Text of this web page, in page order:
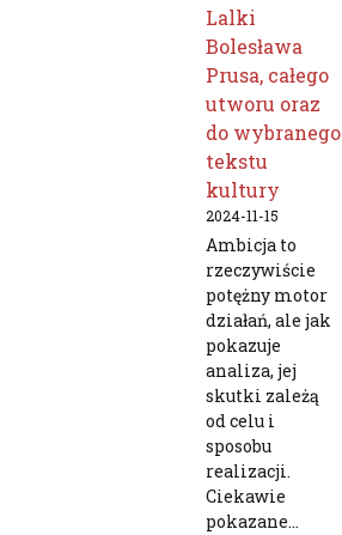
Lalki
Bolesława
Prusa, całego
utworu oraz
do wybranego
tekstu
kultury
2024-11-15
Ambicja to
rzeczywiście
potężny motor
działań, ale jak
pokazuje
analiza, jej
skutki zależą
od celu i
sposobu
realizacji.
Ciekawie
pokazane…